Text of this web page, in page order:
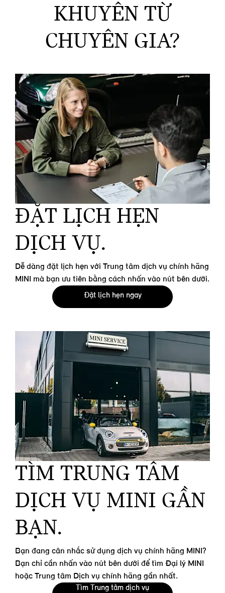
KHUYÊN TỪ
CHUYÊN GIA?
ĐẶT LỊCH HẸN
DỊCH VỤ.
Dễ dàng đặt lịch hẹn với Trung tâm dịch vụ chính hãng
MINI mà bạn ưu tiên bằng cách nhấn vào nút bên dưới.
Đặt lịch hẹn ngay
TÌM TRUNG TÂM
DỊCH VỤ MINI GẦN
BẠN.
Bạn đang cân nhắc sử dụng dịch vụ chính hãng MINI?
Bạn chỉ cần nhấn vào nút bên dưới để tìm Đại lý MINI
hoặc Trung tâm Dịch vụ chính hãng gần nhất.
Tìm Trung tâm dịch vụ